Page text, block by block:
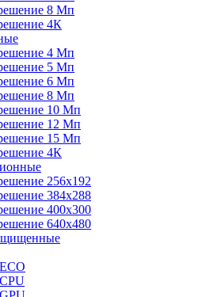
8 Мп
4К
4 Мп
5 Мп
6 Мп
8 Мп
10 Мп
12 Мп
15 Мп
4К
256x192
384х288
400x300
640х480